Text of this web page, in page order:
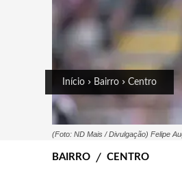
Início Bairro Centro
(Foto: ND Mais / Divulgação) Felipe
BAIRRO CENTRO